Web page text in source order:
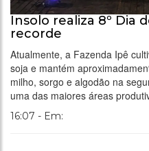
Insolo realiza 8º Dia
recorde
Atualmente, a Fazenda Ipê
soja e mantém
milho, sorgo e algodão na
uma das maiores áreas
16:07 - Em: